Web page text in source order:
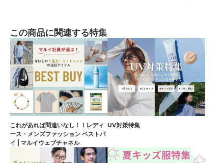
この商品に関連する特集
これがあれば間違いなし！！レディ
ース・メンズファッション ベストバ
イ | マルイウェブチャネル
UV対策特集